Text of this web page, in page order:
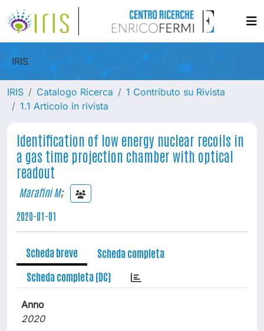
IRIS
IRIS Catalogo Ricerca
1 Contributo su Rivista
1.1 Articolo in rivista
Identification of low energy nuclear recoils in
a gas time projection chamber with optical
readout
Marafini M;
2020-01-01
Scheda breve
Scheda completa
Scheda completa (DC)
Anno
2020